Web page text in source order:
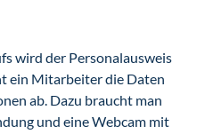
wird der Personalausweis
ein Mitarbeiter die Daten
ab. Dazu braucht man
und eine Webcam mit